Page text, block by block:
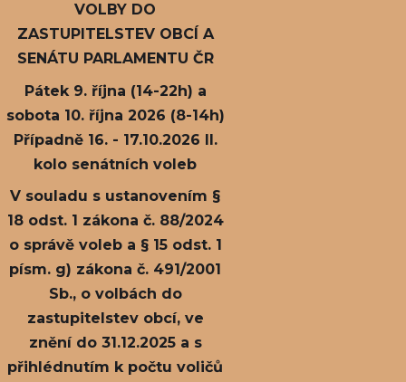
VOLBY DO
ZASTUPITELSTEV OBCÍ A
SENÁTU PARLAMENTU ČR
Pátek 9. října (14-22h) a
sobota 10. října 2026 (8-14h)
Případně 16. - 17.10.2026 II.
kolo senátních voleb
V souladu s ustanovením §
18 odst. 1 zákona č. 88/2024
o správě voleb a § 15 odst. 1
písm. g) zákona č. 491/2001
Sb., o volbách do
zastupitelstev obcí, ve
znění do 31.12.2025 a s
přihlédnutím k počtu voličů